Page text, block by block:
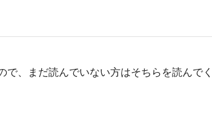
で、まだ読んでいない方はそちらを読んで